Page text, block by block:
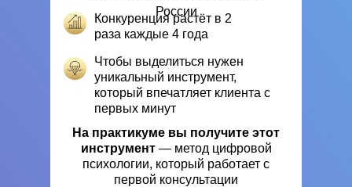
Чтобы выделиться нужен
уникальный инструмент,
который впечатляет клиента с
первых минут
На практикуме вы получите этот
инструмент — метод цифровой
психологии, который работает с
первой консультации
России
Конкуренция растёт в 2
раза каждые 4 года